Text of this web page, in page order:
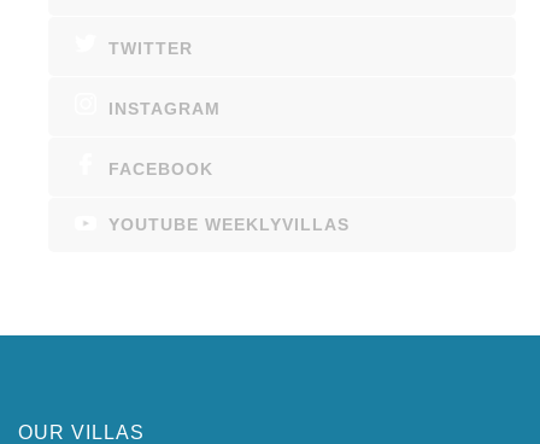
TWITTER
INSTAGRAM
FACEBOOK
YOUTUBE WEEKLYVILLAS
OUR VILLAS